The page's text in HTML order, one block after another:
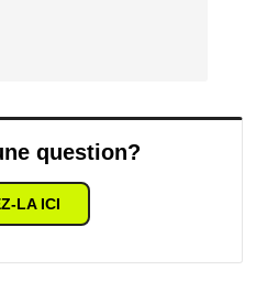
question?
LA ICI